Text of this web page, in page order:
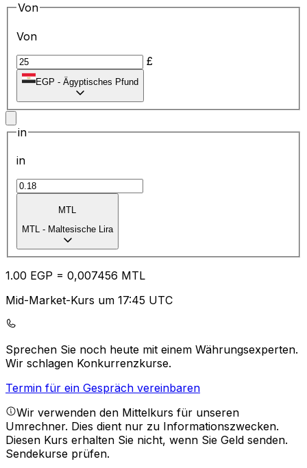
Von
Von
£
EGP - Ägyptisches Pfund
in
in
MTL
MTL - Maltesische Lira
1.00 EGP = 0,007456 MTL
Mid-Market-Kurs um 17:45 UTC
Sprechen Sie noch heute mit einem Währungsexperten.
Wir schlagen Konkurrenzkurse.
Termin für ein Gespräch vereinbaren
Wir verwenden den Mittelkurs für unseren
Umrechner. Dies dient nur zu Informationszwecken.
Diesen Kurs erhalten Sie nicht, wenn Sie Geld senden.
Sendekurse prüfen.